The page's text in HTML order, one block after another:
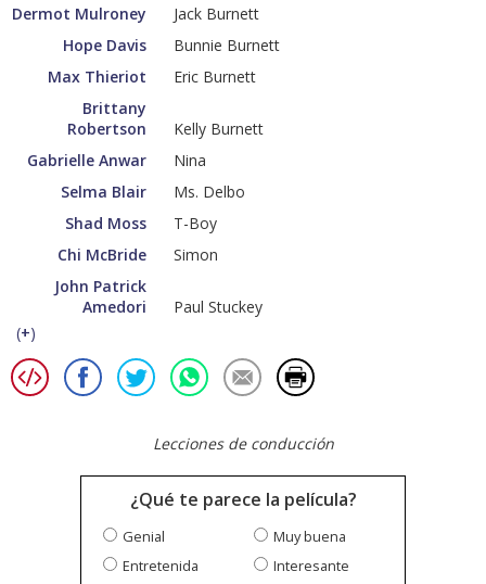
Dermot Mulroney
Jack Burnett
Hope Davis
Bunnie Burnett
Max Thieriot
Eric Burnett
Brittany
Robertson
Kelly Burnett
Gabrielle Anwar
Nina
Selma Blair
Ms. Delbo
Shad Moss
T-Boy
Chi McBride
Simon
John Patrick
Amedori
Paul Stuckey
(+)
Lecciones de conducción
¿Qué te parece la película?
Genial
Muy buena
Entretenida
Interesante